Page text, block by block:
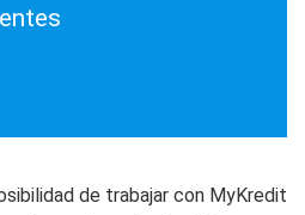
de trabajar con MyKredit